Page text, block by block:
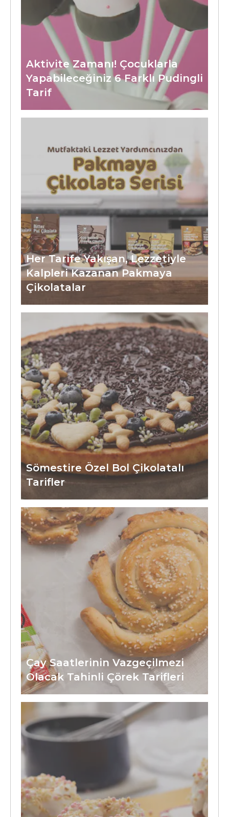
Aktivite Zamanı! Çocuklarla
Yapabileceğiniz 6 Farklı Pudingli
Tarif
Her Tarife Yakışan, Lezzetiyle
Kalpleri Kazanan Pakmaya
Çikolatalar
Sömestire Özel Bol Çikolatalı
Tarifler
Çay Saatlerinin Vazgeçilmezi
Olacak Tahinli Çörek Tarifleri